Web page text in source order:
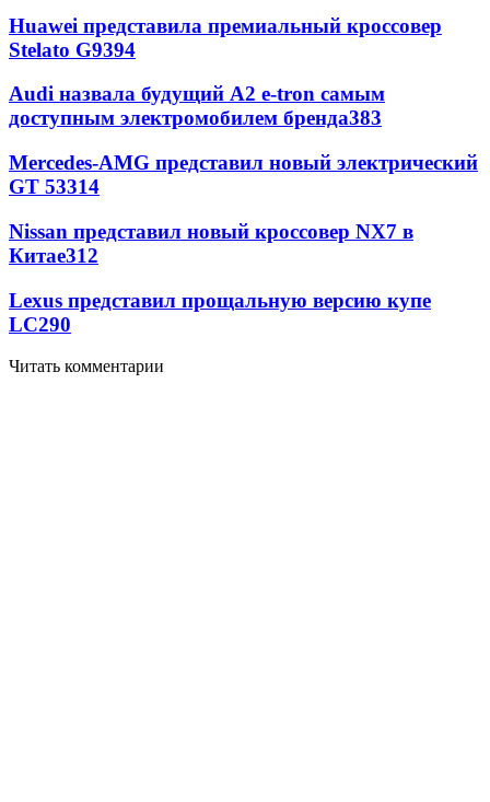
Huawei представила премиальный кроссовер
Stelato G9394
Audi назвала будущий A2 e-tron самым
доступным электромобилем бренда383
Mercedes-AMG представил новый электрический
GT 53314
Nissan представил новый кроссовер NX7 в
Китае312
Lexus представил прощальную версию купе
LC290
Читать комментарии